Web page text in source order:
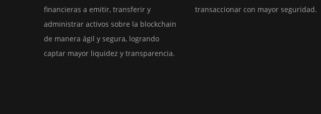
financieras a emitir, transferir y
administrar activos sobre la blockchain
de manera ágil y segura, logrando
captar mayor liquidez y transparencia.
transaccionar con mayor seguridad.